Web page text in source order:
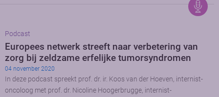
Podcast
Europees netwerk streeft naar verbetering van
zorg bij zeldzame erfelijke tumorsyndromen
04 november 2020
In deze podcast spreekt prof. dr. ir. Koos van der Hoeven, internist-
oncoloog met prof. dr. Nicoline Hoogerbrugge, internist-